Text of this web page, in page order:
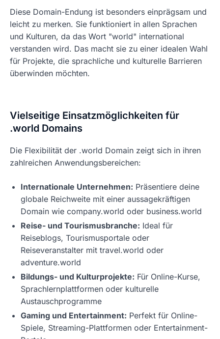
Diese Domain-Endung ist besonders einprägsam und
leicht zu merken. Sie funktioniert in allen Sprachen
und Kulturen, da das Wort "world" international
verstanden wird. Das macht sie zu einer idealen Wahl
für Projekte, die sprachliche und kulturelle Barrieren
überwinden möchten.
Vielseitige Einsatzmöglichkeiten für
.world Domains
Die Flexibilität der .world Domain zeigt sich in ihren
zahlreichen Anwendungsbereichen:
Internationale Unternehmen: Präsentiere deine
globale Reichweite mit einer aussagekräftigen
Domain wie company.world oder business.world
Reise- und Tourismusbranche: Ideal für
Reiseblogs, Tourismusportale oder
Reiseveranstalter mit travel.world oder
adventure.world
Bildungs- und Kulturprojekte: Für Online-Kurse,
Sprachlernplattformen oder kulturelle
Austauschprogramme
Gaming und Entertainment: Perfekt für Online-
Spiele, Streaming-Plattformen oder Entertainment-